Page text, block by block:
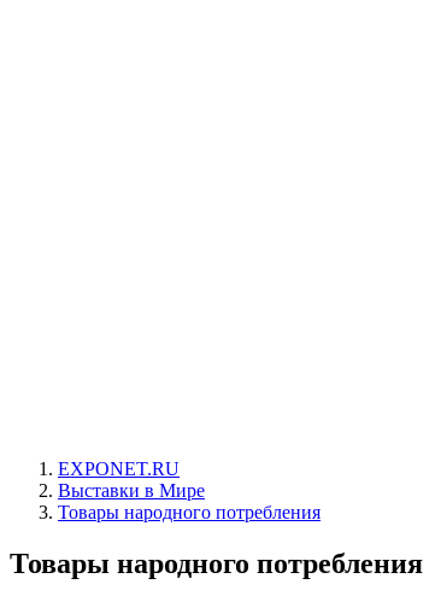
EXPONET.RU
Выставки в Мире
Товары народного потребления
Товары народного потребления